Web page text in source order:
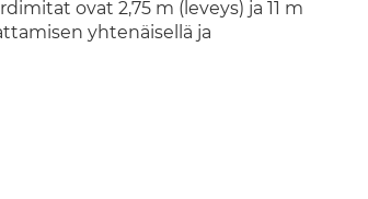
ovat 2,75 m (leveys) ja 11 m
yhtenäisellä ja